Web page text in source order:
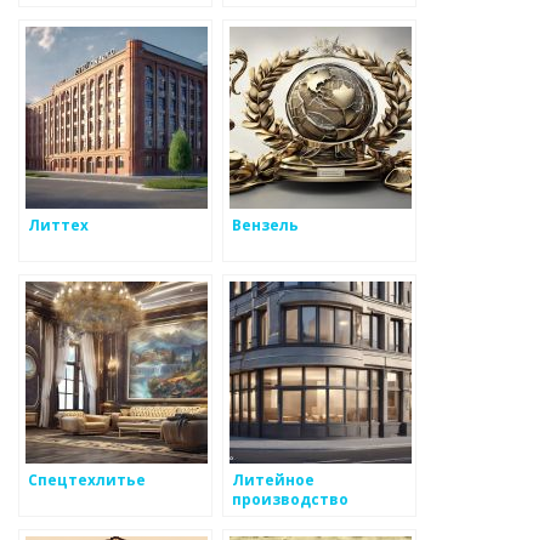
Литтех Вензель
Спецтехлитье
Литейное
производство